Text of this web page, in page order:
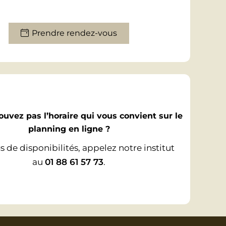
Prendre rendez-vous
pas l’horaire qui vous convient sur le
planning en ligne ?
de disponibilités, appelez notre institut
au01 88 61 57 73.